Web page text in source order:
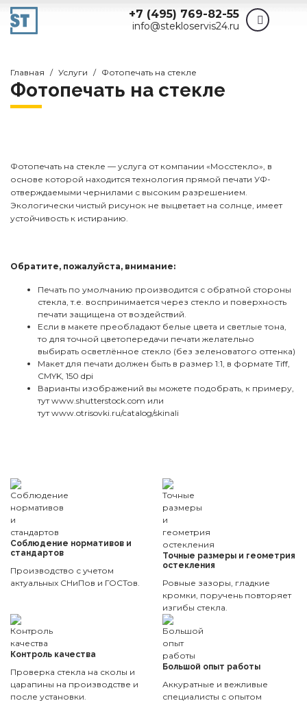
+7 (495) 769-82-55
info@stekloservis24.ru
Главная Услуги Фотопечать на стекле
Фотопечать на стекле
Фотопечать на стекле — услуга от компании «Мосстекло», в
основе которой находится технология прямой печати УФ-
отверждаемыми чернилами с высоким разрешением.
Экологически чистый рисунок не выцветает на солнце, имеет
устойчивость к истиранию.
Обратите, пожалуйста, внимание:
Печать по умолчанию производится с обратной стороны
стекла, т.е. воспринимается через стекло и поверхность
печати защищена от воздействий.
Если в макете преобладают белые цвета и светлые тона,
то для точной цветопередачи печати желательно
выбирать осветлённое стекло (без зеленоватого оттенка)
Макет для печати должен быть в размер 1:1, в формате Tiff,
CMYK, 150 dpi
Варианты изображений вы можете подобрать, к примеру,
тутwww.shutterstock.com или
тутwww.otrisovki.ru/catalog/skinali
Соблюдение нормативов и
стандартов
Производство с учетом
актуальных СНиПов и ГОСТов.
Точные размеры и геометрия
остекления
Ровные зазоры, гладкие
кромки, поручень повторяет
изгибы стекла.
Контроль качества
Проверка стекла на сколы и
царапины на производстве и
после установки.
Большой опыт работы
Аккуратные и вежливые
специалисты с опытом